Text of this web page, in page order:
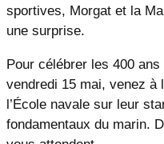
sportives, Morgat et la
une surprise.
Pour célébrer les 400
vendredi 15 mai, venez à
l’École navale sur leur
fondamentaux du marin.